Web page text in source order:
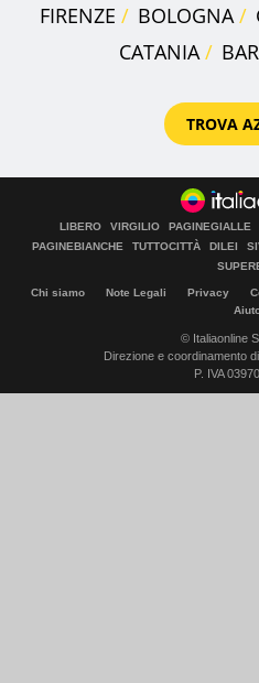
FIRENZE
BOLOGNA
CATANIA
TROVA
LIBERO VIRGILIO PAGINEGIALLE
PAGINEBIANCHE
TUTTOCITTÀ DILEI
Chi siamo Note Legali Privacy
© Italiaonline
Direzione e coordinamento
P. IVA